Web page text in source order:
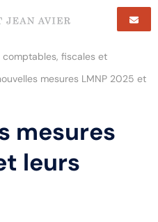
fiscales et
mesures LMNP 2025 et
mesures
leurs